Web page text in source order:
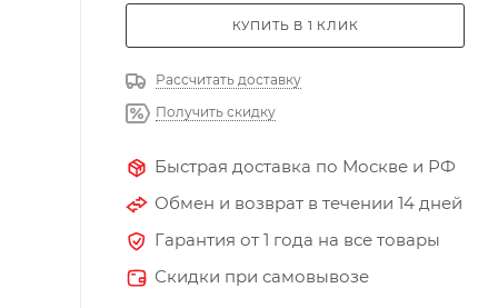
КУПИТЬ В 1 КЛИК
Рассчитать доставку
Получить скидку
Быстрая доставка по Москве и РФ
Обмен и возврат в течении 14 дней
Гарантия от 1 года на все товары
Скидки при самовывозе